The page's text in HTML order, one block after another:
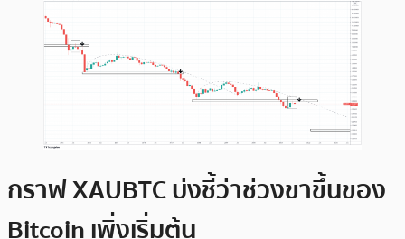
กราฟ XAUBTC บ่งชี้ว่าช่วงขาขึ้นของ
Bitcoin เพิ่งเริ่มต้น